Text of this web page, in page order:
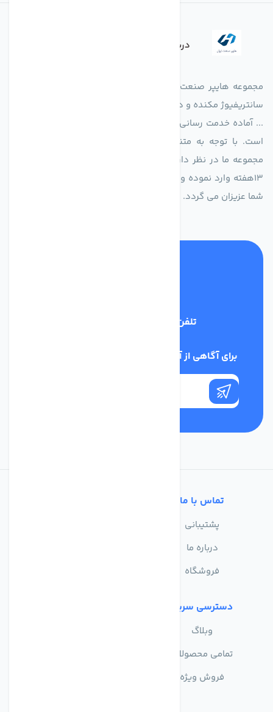
درباره فروشگاه
مجموعه هایپر صنعت ایران در امر تولید و واردات انواع فن های
سانتریفیوژ مکنده و دمنده آکسیال، سقفی، بین کانالی، مرغداری و
... آماده خدمت رسانی به شرکت های تولیدی، صنعتی و ساختمانی
است. با توجه به متنوع بودن فن های تولیدی کمپانی اروپایی
مجموعه ما در نظر دارد کالاهای تخصصی شما عزیزان رو در صرف
13هفته وارد نموده و این عمر باعث صرفه جویی در هزینه و زمان
شما عزیزان می گردد.
تلفن پشتیبانی
برای آگاهی از آخرین اخبار در خبرنامه ما عضو شوید
تماس با ما
پشتیبانی
درباره ما
فروشگاه
دسترسی سریع
وبلاگ
تمامی محصولات
فروش ویژه